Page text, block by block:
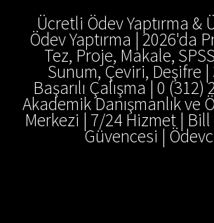
Ücretli Ödev Yaptırma &
Ödev Yaptırma | 2026'da
Tez, Proje, Makale,
Sunum, Çeviri, Deşifre |
Başarılı Çalışma | 0 (312)
Akademik Danışmanlık ve
Merkezi | 7/24 Hizmet |
Güvencesi |